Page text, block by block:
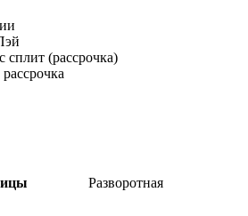
сплит (рассрочка)
Разворотная